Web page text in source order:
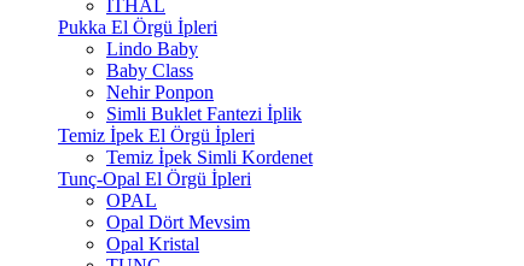
İTHAL
Pukka El Örgü İpleri
Lindo Baby
Baby Class
Nehir Ponpon
Simli Buklet Fantezi İplik
Temiz İpek El Örgü İpleri
Temiz İpek Simli Kordenet
Tunç-Opal El Örgü İpleri
OPAL
Opal Dört Mevsim
Opal Kristal